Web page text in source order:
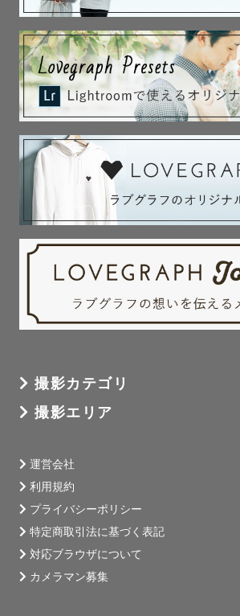
撮影カテゴリ
撮影エリア
運営会社
利用規約
プライバシーポリシー
特定商取引法に基づく表記
対応ブラウザについて
カメラマン募集